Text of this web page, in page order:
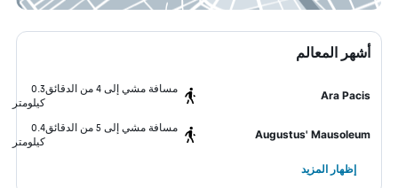
أشهر المعالم
Ara Pacis
مسافة مشي إلى 4 من الدقائق
0.3
كيلومتر
Augustus' Mausoleum
مسافة مشي إلى 5 من الدقائق
0.4
كيلومتر
إظهار المزيد